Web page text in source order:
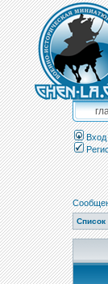
Вход